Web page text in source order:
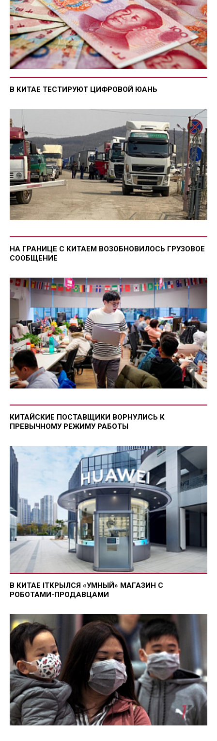
В КИТАЕ ТЕСТИРУЮТ ЦИФРОВОЙ ЮАНЬ
НА ГРАНИЦЕ С КИТАЕМ ВОЗОБНОВИЛОСЬ ГРУЗОВОЕ
СООБЩЕНИЕ
КИТАЙСКИЕ ПОСТАВЩИКИ ВОРНУЛИСЬ К
ПРЕВЫЧНОМУ РЕЖИМУ РАБОТЫ
В КИТАЕ IТКРЫЛСЯ «УМНЫЙ» МАГАЗИН С
РОБОТАМИ-ПРОДАВЦАМИ